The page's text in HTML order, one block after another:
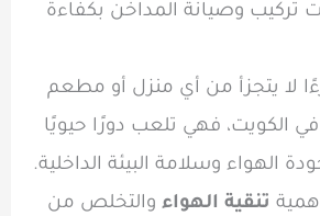
تركيب وصيانة المداخن بكفاءة
لا يتجزأ من أي منزل أو مطعم
الكويت، فهي تلعب دورًا حيويًا
الهواء وسلامة البيئة الداخلية.
تنقية الهواء والتخلص من